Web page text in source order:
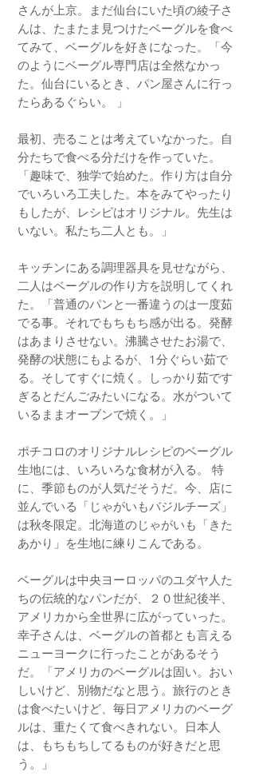
さんが上京。まだ仙台にいた頃の綾子さ
んは、たまたま見つけたベーグルを食べ
てみて、ベーグルを好きになった。「今
のようにベーグル専門店は全然なかっ
た。仙台にいるとき、パン屋さんに行っ
たらあるぐらい。 」
最初、売ることは考えていなかった。自
分たちで食べる分だけを作っていた。
「趣味で、独学で始めた。作り方は自分
でいろいろ工夫した。本をみてやったり
もしたが、レシピはオリジナル。先生は
いない。私たち二人とも。」
キッチンにある調理器具を見せながら、
二人はベーグルの作り方を説明してくれ
た。「普通のパンと一番違うのは一度茹
でる事。それでもちもち感が出る。発酵
はあまりさせない。沸騰させたお湯で、
発酵の状態にもよるが、1分ぐらい茹で
る。そしてすぐに焼く。しっかり茹です
ぎるとだんごみたいになる。水がついて
いるままオーブンで焼く。」
ポチコロのオリジナルレシピのベーグル
生地には、いろいろな食材が入る。 特
に、季節ものが人気だそうだ。今、店に
並んでいる「じゃがいもバジルチーズ」
は秋冬限定。北海道のじゃがいも「きた
あかり」を生地に練りこんである。
ベーグルは中央ヨーロッパのユダヤ人た
ちの伝統的なパンだが、２０世紀後半、
アメリカから全世界に広がっていった。
幸子さんは、ベーグルの首都とも言える
ニューヨークに行ったことがあるそう
だ。「アメリカのベーグルは固い。おい
しいけど、別物だなと思う。旅行のとき
は食べたいけど、毎日アメリカのベーグ
ルは、重たくて食べきれない。日本人
は、もちもちしてるものが好きだと思
う。」